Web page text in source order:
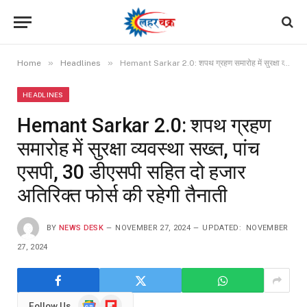
Home » Headlines » Hemant Sarkar 2.0: शपथ ग्रहण समारोह में सुरक्षा व्यवस्था सख्त, पांच एसपी, 30 डीएसपी सहित दो हजार अतिरिक्त फोर्स की रहेगी तैनाती
HEADLINES
Hemant Sarkar 2.0: शपथ ग्रहण
समारोह में सुरक्षा व्यवस्था सख्त, पांच
एसपी, 30 डीएसपी सहित दो हजार
अतिरिक्त फोर्स की रहेगी तैनाती
BY NEWS DESK NOVEMBER 27, 2024 UPDATED: NOVEMBER
27, 2024
GoogleFlipboard